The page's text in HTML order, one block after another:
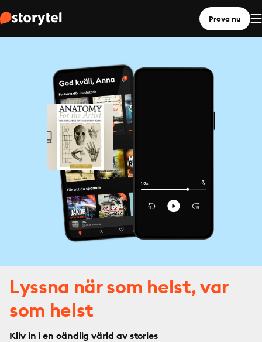
Prova nu
Lyssna när som helst, var
som helst
Kliv in i en oändlig värld av stories